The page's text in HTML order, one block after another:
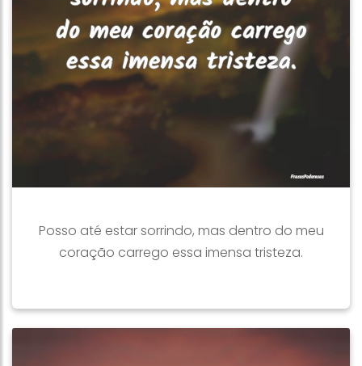
Posso até estar sorrindo, mas dentro do meu
coração carrego essa imensa tristeza.